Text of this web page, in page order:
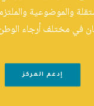
والموضوعية
في مختلف أرجاء
إدعم المركز